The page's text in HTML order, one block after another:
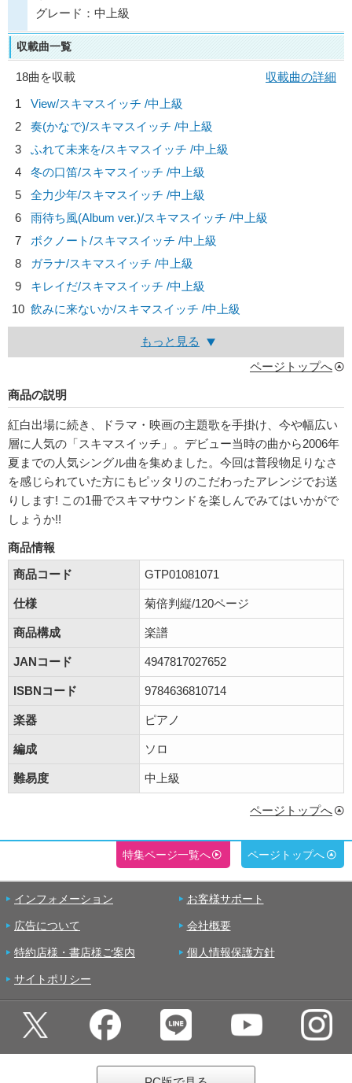
グレード：中上級
収載曲一覧
18曲を収載
収載曲の詳細
1
View/スキマスイッチ /中上級
2
奏(かなで)/スキマスイッチ /中上級
3
ふれて未来を/スキマスイッチ /中上級
4
冬の口笛/スキマスイッチ /中上級
5
全力少年/スキマスイッチ /中上級
6
雨待ち風(Album ver.)/スキマスイッチ /中上級
7
ボクノート/スキマスイッチ /中上級
8
ガラナ/スキマスイッチ /中上級
9
キレイだ/スキマスイッチ /中上級
10 飲みに来ないか/スキマスイッチ /中上級
もっと見る
ページトップへ
商品の説明
紅白出場に続き、ドラマ・映画の主題歌を手掛け、今や幅広い
層に人気の「スキマスイッチ」。デビュー当時の曲から2006年
夏までの人気シングル曲を集めました。今回は普段物足りなさ
を感じられていた方にもピッタリのこだわったアレンジでお送
りします! この1冊でスキマサウンドを楽しんでみてはいかがで
しょうか!!
商品情報
商品コード
GTP01081071
仕様 菊倍判縦/120ページ
商品構成 楽譜
JANコード 4947817027652
ISBNコード 9784636810714
楽器 ピアノ
編成 ソロ
難易度 中上級
ページトップへ
特集ページ一覧へ ページトップへ
インフォメーション お客様サポート
広告について 会社概要
特約店様・書店様ご案内 個人情報保護方針
サイトポリシー